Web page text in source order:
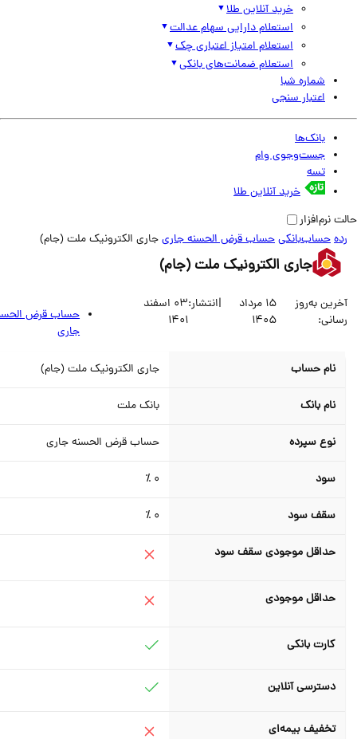
خرید آنلاین طلا
استعلام دارایی سهام عدالت
استعلام امتیاز اعتباری چک
استعلام ضمانت‌های بانکی
شماره شبا
اعتبار سنجی
بانک‌ها
جست‌وجوی وام
تسه
خرید آنلاین طلا
حساب‌بانکیحساب قرض الحسنه جاریجاری الکترونیک ملت (جام)
جاری الکترونیک ملت (جام)
به‌روز
15 مرداد
1405
| انتشار:
03 اسفند
1401
حساب قرض الحسنه
جاری
نام حساب جاری الکترونیک ملت (جام)
نام بانک بانک ملت
نوع سپرده حساب قرض الحسنه جاری
سود
سقف سود
حداقل موجودی سقف سود
حداقل موجودی
کارت بانکی
دسترسی آنلاین
تخفیف بیمه‌ای